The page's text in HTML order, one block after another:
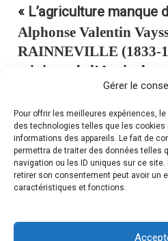
Gérer le
Pour offrir les meilleures expériences,
des technologies telles que les
informations des appareils. Le fait de
permettra de traiter des données telles
navigation ou les ID uniques sur ce
retirer son consentement peut avoir un
caractéristiques et fonctions.
« L’agriculture manque
Alphonse Valentin
RAINNEVILLE (1833-
ministre de
, 21 juillet 1850
Petite phrase devenue mot
La France, paysanne à 90 %
reste un pays
industrielle progresse deux
l’activité agricole, dans la
élevés, mais le chômage et